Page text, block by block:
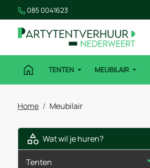
085 0041623
TENTEN MEUBILAIR
Home Meubilair
Wat wil je huren?
Tenten